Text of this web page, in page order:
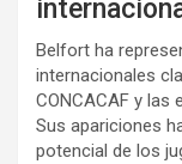
Belfort ha
internacionales
CONCACAF y las
Sus apariciones
potencial de los